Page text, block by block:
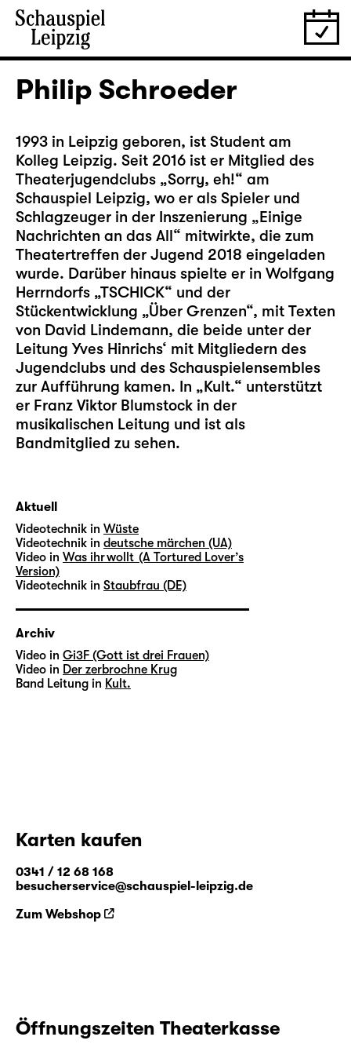
Philip Schroeder
1993 in Leipzig geboren, ist Student am
Kolleg Leipzig. Seit 2016 ist er Mitglied des
Theaterjugendclubs „Sorry, eh!“ am
Schauspiel Leipzig, wo er als Spieler und
Schlagzeuger in der Inszenierung „Einige
Nachrichten an das All“ mitwirkte, die zum
Theatertreffen der Jugend 2018 eingeladen
wurde. Darüber hinaus spielte er in Wolfgang
Herrndorfs „TSCHICK“ und der
Stückentwicklung „Über Grenzen“, mit Texten
von David Lindemann, die beide unter der
Leitung Yves Hinrichs‘ mit Mitgliedern des
Jugendclubs und des Schauspielensembles
zur Aufführung kamen. In „Kult.“ unterstützt
er Franz Viktor Blumstock in der
musikalischen Leitung und ist als
Bandmitglied zu sehen.
Aktuell
Videotechnik in Wüste
Videotechnik in deutsche märchen (UA)
Video in Was ihr wollt (A Tortured Lover’s
Version)
Videotechnik in Staubfrau (DE)
Archiv
Video in Gi3F (Gott ist drei Frauen)
Video in Der zerbrochne Krug
Band Leitung in Kult.
Karten kaufen
0341 / 12 68 168
besucherservice@schauspiel-leipzig.de
Zum Webshop
Öffnungszeiten Theaterkasse